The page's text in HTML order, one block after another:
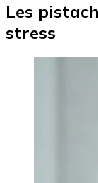
Les
stress